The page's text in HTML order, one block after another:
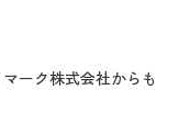
ーク株式会社からも